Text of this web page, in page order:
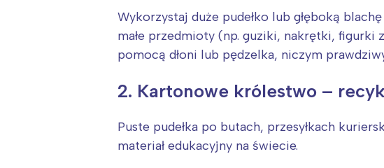
Wykorzystaj duże pudełko lub głęboką
małe przedmioty (np. guziki, nakrętki, figurki
pomocą dłoni lub pędzelka, niczym
2. Kartonowe królestwo –
Puste pudełka po butach, przesyłkach
materiał edukacyjny na świecie.